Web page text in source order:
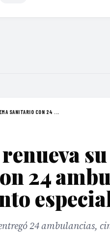
SANITARIO CON 24 ...
24
24 ambulancias,